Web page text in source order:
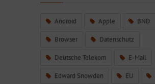
Android Apple BND
Browser Datenschutz
Deutsche Telekom E-Mail
Edward Snowden EU